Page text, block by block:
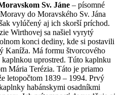
Sv. Jáne – písomné
do Moravského Sv. Jána
vylúčený aj ich skorší príchod.
Wirthovej sa našiel vyrytý
konci dediny, kde si postavili
Kaníža. Má formu štvorcového
uprostred. Túto kaplnku
Mária Terézia. Táto je priamo
letopočtom 1839 – 1994. Prvý
habánskymi osadníkmi